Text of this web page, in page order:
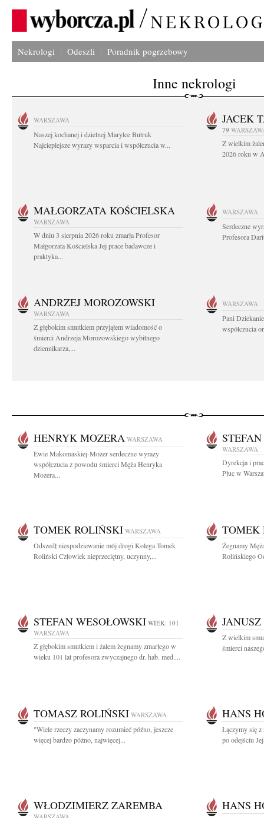
Nekrologi Odeszli Poradnik pogrzebowy
Inne nekrologi
WARSZAWA
Naszej kochanej i dzielnej Marylce Butruk
Najcieplejsze wyrazy wsparcia i współczucia w...
JACEK
79
Z wielkim
2026 roku w
MAŁGORZATA KOŚCIELSKA
WARSZAWA
W dniu 3 sierpnia 2026 roku zmarła Profesor
Małgorzata Kościelska Jej prace badawcze i
praktyka...
WARSZAWA
Serdeczne
Profesora
ANDRZEJ MOROZOWSKI
WARSZAWA
Z głębokim smutkiem przyjąłem wiadomość o
śmierci Andrzeja Morozowskiego wybitnego
dziennikarza,...
WARSZAWA
Pani
współczucia
HENRYK MOZERA WARSZAWA
Ewie Makomaskiej-Mozer serdeczne wyrazy
współczucia z powodu śmierci Męża Henryka
Mozera...
WARSZAWA
Dyrekcja i
Płuc w
TOMEK ROLIŃSKI WARSZAWA
Odszedł niespodziewanie mój drogi Kolega Tomek
Roliński Człowiek nieprzeciętny, uczynny,...
TOMEK
Żegnamy
Rolińskiego
STEFAN WESOŁOWSKI WIEK: 101
WARSZAWA
Z głębokim smutkiem i żalem żegnamy zmarłego w
wieku 101 lat profesora zwyczajnego dr. hab. med....
Z wielkim
śmierci
TOMASZ ROLIŃSKI WARSZAWA
"Wiele rzeczy zaczynamy rozumieć późno, jeszcze
więcej bardzo późno, najwięcej...
HANS
Łączymy się z
po odejściu
WŁODZIMIERZ ZAREMBA HANS